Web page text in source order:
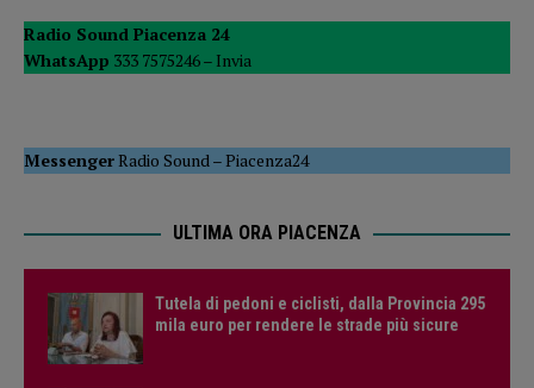
Radio Sound Piacenza 24
WhatsApp 333 7575246 – Invia
MessengerRadio Sound–Piacenza24
ULTIMA ORA PIACENZA
Tutela di pedoni e ciclisti, dalla Provincia 295
mila euro per rendere le strade più sicure